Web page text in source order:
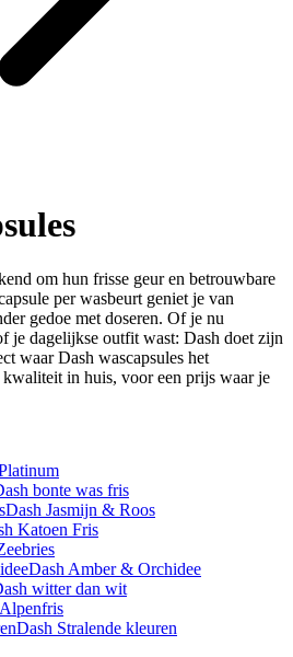
om hun frisse geur en betrouwbare
per wasbeurt geniet je van
gedoe met doseren. Of je nu
je dagelijkse outfit wast: Dash doet zijn
waar Dash wascapsules het
kwaliteit in huis, voor een prijs waar je
bonte was fris
Dash Jasmijn & Roos
Katoen Fris
Dash Amber & Orchidee
witter dan wit
Dash Stralende kleuren